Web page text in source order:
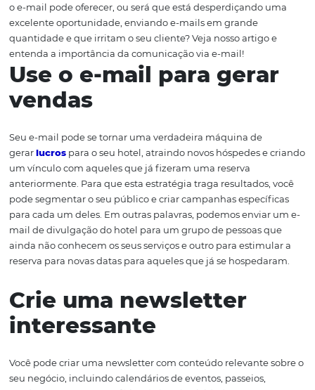
ferramentas para relacionamento com o seu cliente. Ele
possibilita não só apenas a divulgação de serviços para
público específico, como também tem um custo baixo
comparado às outras estratégias de marketing. Será
hotel está aproveitando todas as possibilidades de
o e-mail pode oferecer, ou será que está desperdiçando
quantidade e que irritam o seu cliente? Veja nosso
entenda a importância da comunicação via e-mail!
Use o e-mail para
vendas
Seu e-mail pode se tornar uma verdadeira máquina de
um vínculo com aqueles que já fizeram uma reserva
anteriormente. Para que esta estratégia traga
pode segmentar o seu público e criar campanhas
mail de divulgação do hotel para um grupo de pessoas
ainda não conhecem os seus serviços e outro para